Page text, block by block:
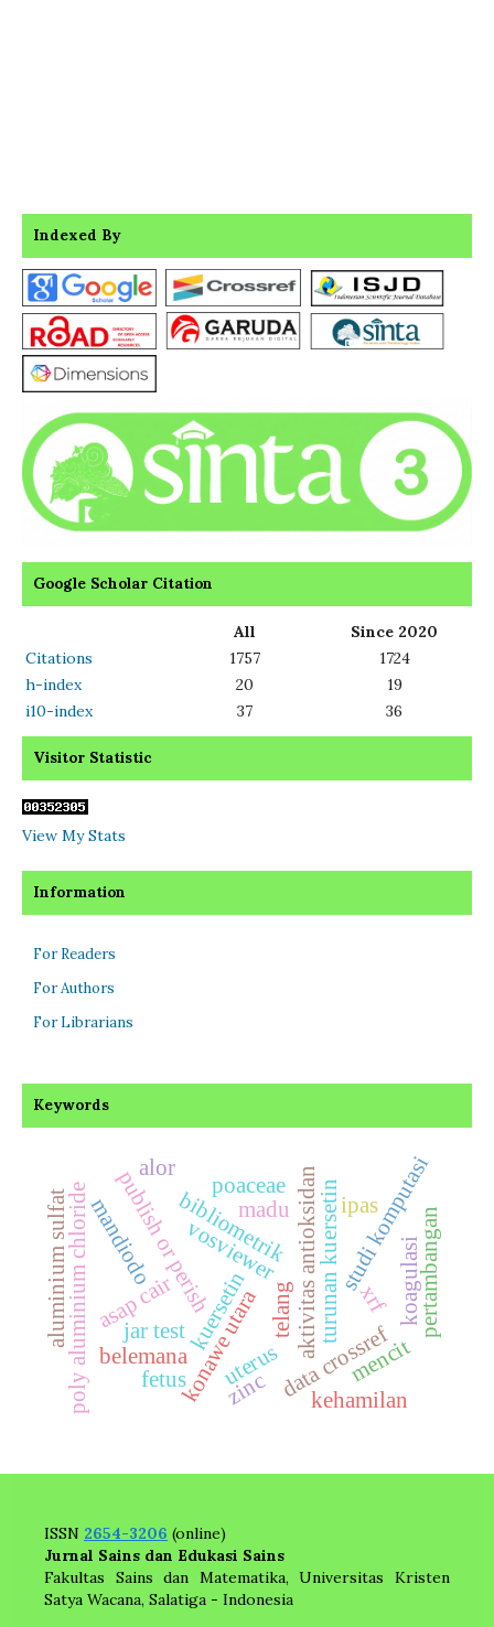
Indexed By
Google Scholar Citation
All
Since 2020
Citations
1757
1724
h-index
20
19
i10-index
37 36
Visitor Statistic
View My Stats
Information
For Readers
For Authors
For Librarians
Keywords
aktivitas antioksidan
kuersetin
konawe utara
vosviewer
publish or perish
data crossref
bibliometrik
asap cair turunan kuersetinstudi komputasi
mandiodo
poaceae
poly aluminium chloride koagulasi
jar test
aluminium sulfat telang pertambangan
madu
belemana
alor
uterus mencit
kehamilan
fetus zinc
xrf
ipas
ISSN 2654-3206 (online)
Jurnal Sains dan Edukasi Sains
Fakultas Sains dan Matematika, Universitas Kristen
Satya Wacana, Salatiga - Indonesia